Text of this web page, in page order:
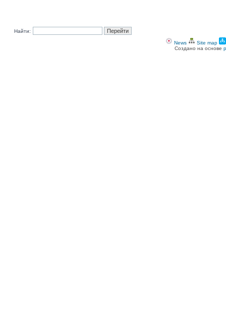
Найти:
News Site map
Создано на основе